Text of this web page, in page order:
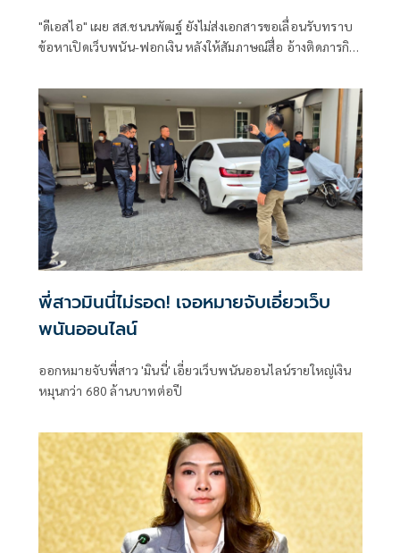
"ดีเอสไอ" เผย สส.ชนนพัฒฐ์ ยังไม่ส่งเอกสารขอเลื่อนรับทราบ
ข้อหาเปิดเว็บพนัน-ฟอกเงิน หลังให้สัมภาษณ์สื่อ อ้างติดภารกิจ
ครั้งที่ 1” กำหนดเดิม พฤหัสบดี 12 มี.ค. เวลา 10 โมง
พี่สาวมินนี่ไม่รอด! เจอหมายจับเอี่ยวเว็บ
พนันออนไลน์
ออกหมายจับพี่สาว 'มินนี่' เอี่ยวเว็บพนันออนไลน์รายใหญ่เงิน
หมุนกว่า 680 ล้านบาทต่อปี